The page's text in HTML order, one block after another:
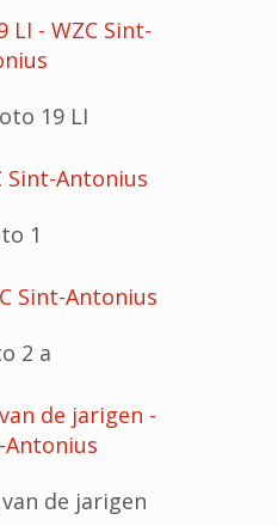
19 LI
1
2 a
de jarigen